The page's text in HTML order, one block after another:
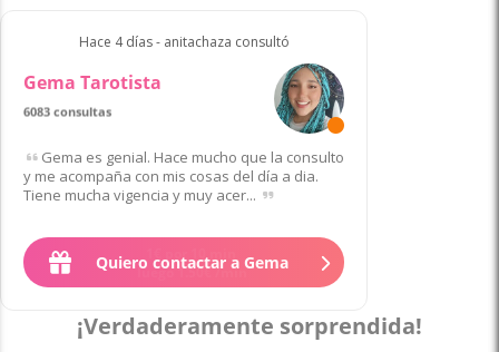
Hace 4 días - anitachaza consultó
Gema Tarotista
6083 consultas
Gema es genial. Hace mucho que la consulto
y me acompaña con mis cosas del día a dia.
Tiene mucha vigencia y muy acer...
Quiero contactar a Gema
¡Verdaderamente sorprendida!